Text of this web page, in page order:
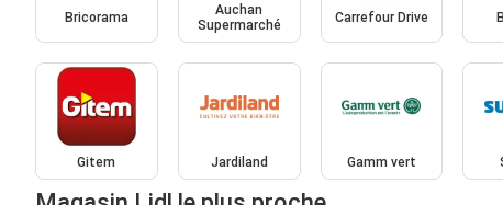
Bricorama
Auchan
Supermarché
Carrefour Drive
Gitem Jardiland Gamm vert